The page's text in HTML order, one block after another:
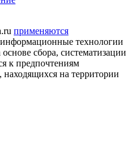
применяются
технологии
сбора, систематизации
к предпочтениям
находящихся на территории